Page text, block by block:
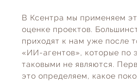
В Ксентра мы применяем
оценке проектов.
приходят к нам уже после
«ИИ-агентов», которые по
таковыми не являются.
это определяем, какое